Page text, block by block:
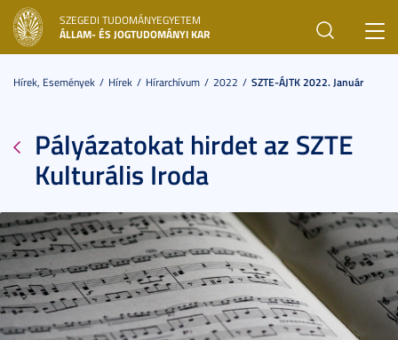
SZEGEDI TUDOMÁNYEGYETEM
ÁLLAM- ÉS JOGTUDOMÁNYI KAR
Hírek, Események Hírek Hírarchívum 2022 SZTE-ÁJTK 2022. Január
Pályázatokat hirdet az SZTE
Kulturális Iroda